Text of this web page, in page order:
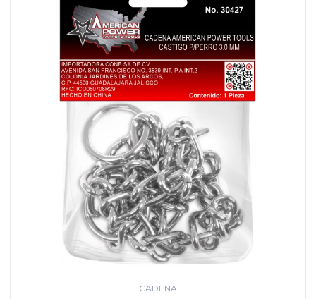
CADENA